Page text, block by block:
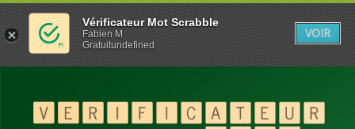
Vérificateur Mot Scrabble
Fabien M
Gratuitundefined
VOIR